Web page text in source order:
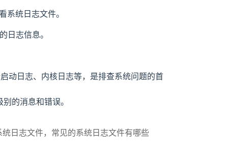
统日志文件。
日志信息。
动日志、内核日志等，是排查系统问题的首
的消息和错误。
日志文件，常见的系统日志文件有哪些